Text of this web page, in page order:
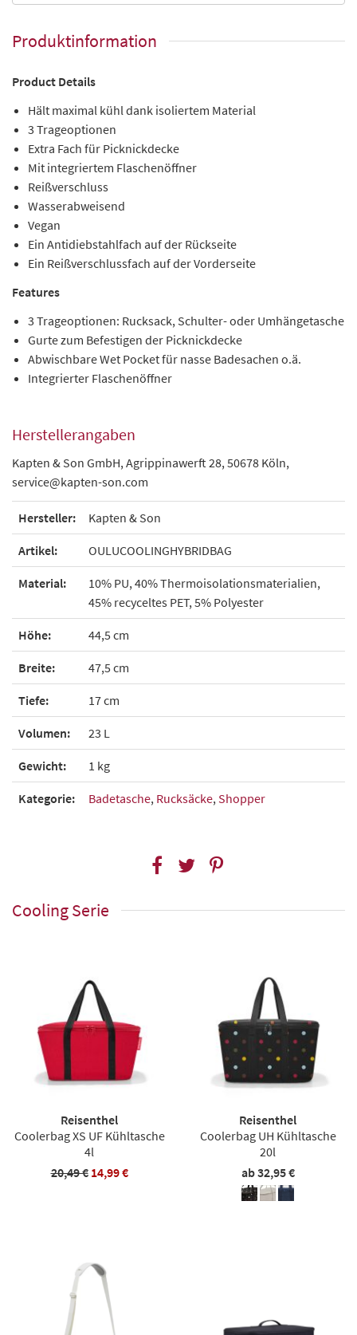
Produktinformation
Product Details
Hält maximal kühl dank isoliertem Material
3 Trageoptionen
Extra Fach für Picknickdecke
Mit integriertem Flaschenöffner
Reißverschluss
Wasserabweisend
Vegan
Ein Antidiebstahlfach auf der Rückseite
Ein Reißverschlussfach auf der Vorderseite
Features
3 Trageoptionen: Rucksack, Schulter- oder Umhängetasche
Gurte zum Befestigen der Picknickdecke
Abwischbare Wet Pocket für nasse Badesachen o.ä.
Integrierter Flaschenöffner
Herstellerangaben
Kapten & Son GmbH, Agrippinawerft 28, 50678 Köln,
service@kapten-son.com
Hersteller: Kapten & Son
Artikel: OULUCOOLINGHYBRIDBAG
Material:
10% PU, 40% Thermoisolationsmaterialien,
45% recyceltes PET, 5% Polyester
Höhe: 44,5 cm
Breite: 47,5 cm
Tiefe: 17 cm
Volumen: 23 L
Gewicht: 1 kg
Kategorie: Badetasche, Rucksäcke,Shopper
Cooling Serie
Reisenthel
Coolerbag XS UF Kühltasche
4l
20,49 € 14,99 €
Reisenthel
Coolerbag UH Kühltasche
20l
ab 32,95 €